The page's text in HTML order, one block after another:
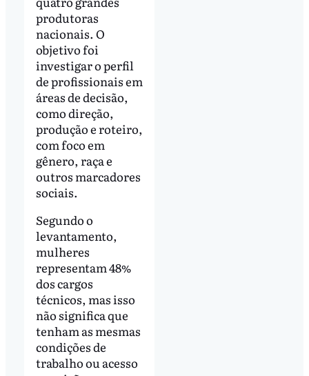
produtoras
nacionais. O
objetivo foi
investigar o perfil
de profissionais em
áreas de decisão,
como direção,
produção e roteiro,
com foco em
gênero, raça e
outros marcadores
sociais.
Segundo o
levantamento,
mulheres
representam 48%
dos cargos
técnicos, mas isso
não significa que
tenham as mesmas
condições de
trabalho ou acesso